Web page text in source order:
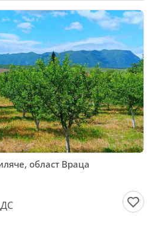
област Враца